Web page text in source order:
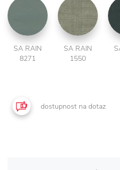
SA RAIN
8271
SA RAIN
1550
dostupnost na dotaz